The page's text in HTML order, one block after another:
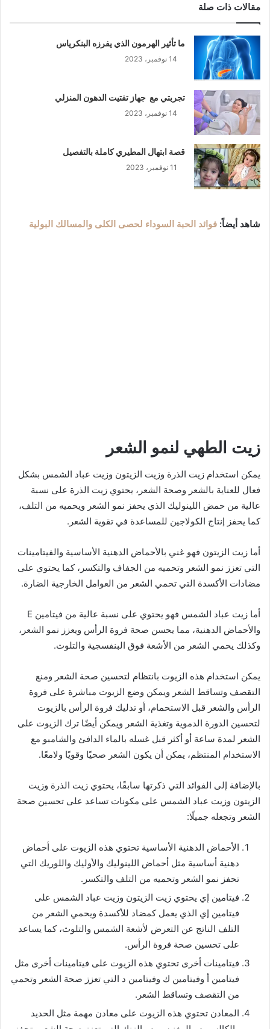
مقالات ذات صلة
ما تأثير الهرمون الذي يفرزه البنكرياس
14 نوفمبر، 2023
تجربتي مع جهاز تفتيت الدهون المنزلي
14 نوفمبر، 2023
قصة ابتهال المطيري كاملة بالتفصيل
11 نوفمبر، 2023
شاهد أيضاً: فوائد الحبة السوداء لحصى الكلى والمسالك البولية
زيت الطهي لنمو الشعر
يمكن استخدام زيت الذرة وزيت الزيتون وزيت عباد الشمس بشكل
فعال للعناية بالشعر وصحة الشعر، يحتوي زيت الذرة على نسبة
عالية من حمض اللينوليك الذي يحفز نمو الشعر ويحميه من التلف،
كما يحفز إنتاج الكولاجين للمساعدة في تقوية الشعر.
أما زيت الزيتون فهو غني بالأحماض الدهنية الأساسية والفيتامينات
التي تعزز نمو الشعر وتحميه من الجفاف والتكسر، كما يحتوي على
مضادات الأكسدة التي تحمي الشعر من العوامل الخارجية الضارة.
أما زيت عباد الشمس فهو يحتوي على نسبة عالية من فيتامين E
والأحماض الدهنية، مما يحسن صحة فروة الرأس ويعزز نمو الشعر،
وكذلك يحمي الشعر من الأشعة فوق البنفسجية والتلوث.
يمكن استخدام هذه الزيوت بانتظام لتحسين صحة الشعر ومنع
التقصف وتساقط الشعر ويمكن وضع الزيوت مباشرة على فروة
الرأس والشعر قبل الاستحمام، أو تدليك فروة الرأس بالزيوت
لتحسين الدورة الدموية وتغذية الشعر ويمكن أيضًا ترك الزيوت على
الشعر لمدة ساعة أو أكثر قبل غسله بالماء الدافئ والشامبو مع
الاستخدام المنتظم، يمكن أن يكون الشعر صحيًا وقويًا ولامعًا.
بالإضافة إلى الفوائد التي ذكرتها سابقًا، يحتوي زيت الذرة وزيت
الزيتون وزيت عباد الشمس على مكونات تساعد على تحسين صحة
الشعر وتجعله جميلًا:
الأحماض الدهنية الأساسية تحتوي هذه الزيوت على أحماض
دهنية أساسية مثل أحماض اللينوليك والأوليك واللوريك التي
تحفز نمو الشعر وتحميه من التلف والتكسر.
فيتامين إي يحتوي زيت الزيتون وزيت عباد الشمس على
فيتامين إي الذي يعمل كمضاد للأكسدة ويحمي الشعر من
التلف الناتج عن التعرض لأشعة الشمس والتلوث، كما يساعد
على تحسين صحة فروة الرأس.
فيتامينات أخرى تحتوي هذه الزيوت على فيتامينات أخرى مثل
فيتامين أ وفيتامين ك وفيتامين د التي تعزز صحة الشعر وتحمي
من التقصف وتساقط الشعر.
المعادن تحتوي هذه الزيوت على معادن مهمة مثل الحديد